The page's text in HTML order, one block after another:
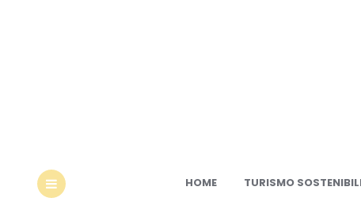
HOME TURISMO